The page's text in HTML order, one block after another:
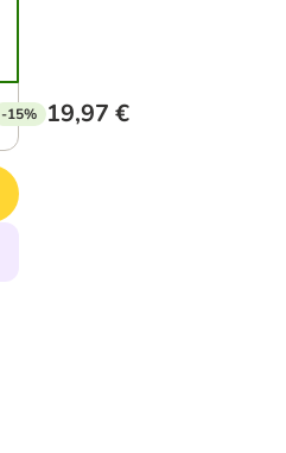
-15% 19,97 €